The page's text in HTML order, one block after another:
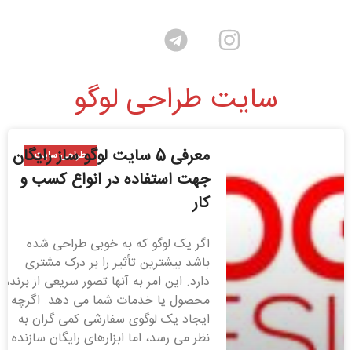
سایت طراحی لوگو
طراحی سایت
معرفی 5 سایت لوگو ساز رایگان
جهت استفاده در انواع کسب و
کار
اگر یک لوگو که به خوبی طراحی شده
باشد بیشترین تأثیر را بر درک مشتری
دارد. این امر به آنها تصور سریعی از برند،
محصول یا خدمات شما می دهد. اگرچه
ایجاد یک لوگوی سفارشی کمی گران به
نظر می رسد، اما ابزارهای رایگان سازنده